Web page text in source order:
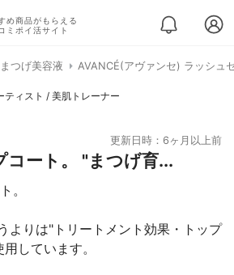
め商品がもらえる
ミポイ活サイト
まつげ美容液 AVANCÉ(アヴァンセ) ラッシュ
ティスト / 美肌トレーナー
更新日時：6ヶ月以上前
コート。 "まつげ育...
。
よりは"トリートメント効果・トップ
しています。